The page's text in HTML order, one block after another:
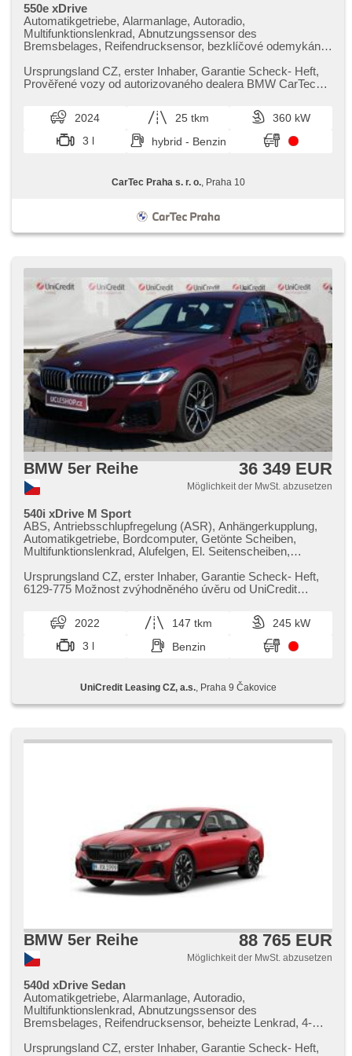
550e xDrive
Automatikgetriebe, Alarmanlage, Autoradio,
Multifunktionslenkrad, Abnutzungssensor des
Bremsbelages, Reifendrucksensor, bezklíčové odemykání,
LED denní svícení
Ursprungsland CZ,​ erster Inhaber,​ Garantie Scheck​- Heft,​
Prověřené vozy od autorizovaného dealera BMW CarTec
2024 25 tkm
360 kW
3 l
hybrid - Benzin
CarTec Praha s. r. o., Praha 10
BMW 5er Reihe 36 349 EUR
Möglichkeit der MwSt. abzusetzen
540i xDrive M Sport
ABS, Antriebsschlupfregelung (ASR), Anhängerkupplung,
Automatikgetriebe, Bordcomputer, Getönte Scheiben,
Multifunktionslenkrad, Alufelgen, El. Seitenscheiben,
Ausziehbare Kopflehnen, Positionssitze, Autoradio,
Ledersitze, CD-Spieler, Teilbare Rücksitzbank, El. Spiegel,
Sportsitze, Tempomat, Außenthermometer, Wegfahrsperre,
Zentralverriegelung, Scheibenwischersensor, Lichtsensor,
höheneinstellbare Fahrersitz, Dachträger, El. einstellbare
Sitze, Lenkrad einstellbar, Antrieb 4x4, head-up display,
Navigation, El. Klappspiegel, El. Deckel des Kofferraums, 4-
Zonen Klimaanlage, Elektronisches Stabilitätsprogramm
, Reifendrucksensor, starten per Taste, Lederpolsterung,
Ursprungsland CZ,​ erster Inhaber,​ Garantie Scheck​- Heft,​
6129​-775 Možnost zvýhodněného úvěru od UniCredit
2022 147 tkm
245 kW
3 l
Benzin
UniCredit Leasing CZ, a.s., Praha 9 Čakovice
BMW 5er Reihe 88 765 EUR
Möglichkeit der MwSt. abzusetzen
540d xDrive Sedan
Automatikgetriebe, Alarmanlage, Autoradio,
Multifunktionslenkrad, Abnutzungssensor des
Bremsbelages, Reifendrucksensor, beheizte Lenkrad, 4-
startování, El. einstellbare Sitze, odvětrávaná sedadla,
Ursprungsland CZ,​ erster Inhaber,​ Garantie Scheck​- Heft,​